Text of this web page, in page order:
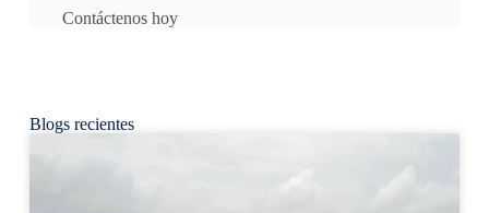
Contáctenos hoy
Blogs recientes